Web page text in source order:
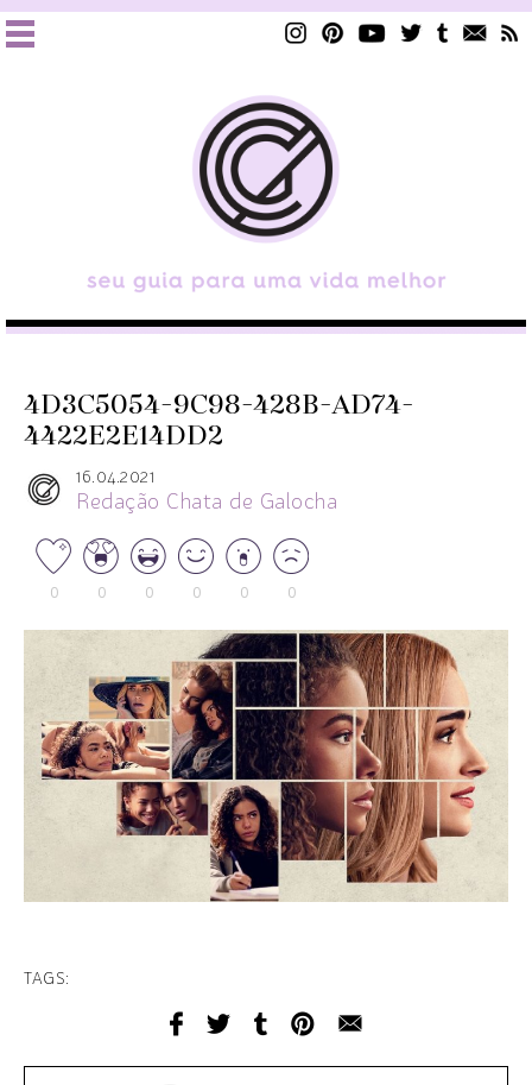
4D3C5054-9C98-428B-AD74-
4422E2E14DD2
16.04.2021
Redação Chata de Galocha
0 0 0 0 0 0
TAGS: